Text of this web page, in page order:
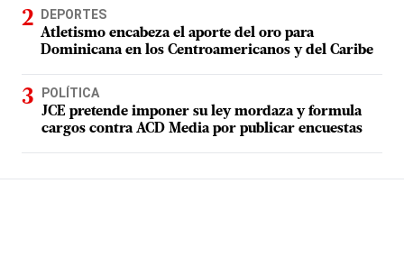
DEPORTES
Atletismo encabeza el aporte del oro para
Dominicana en los Centroamericanos y del Caribe
POLÍTICA
JCE pretende imponer su ley mordaza y formula
cargos contra ACD Media por publicar encuestas